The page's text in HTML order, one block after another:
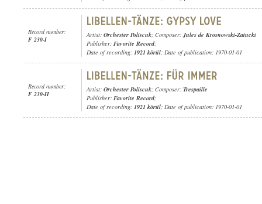
Record number:
F 230-I
Artist: Orchester Poliscuk; Composer:Jules de Krosnowski-Zatucki
Publisher: Favorite Record;
Date of recording: 1921 körül; Date of publication: 1970-01-01
Record number:
F 230-II
Artist: Orchester Poliscuk; Composer: Trespaille
Publisher: Favorite Record;
Date of recording: 1921 körül; Date of publication: 1970-01-01